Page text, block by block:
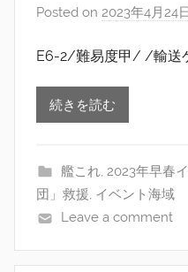
Posted on 2023年4月24
E6-2/難易度甲/ /輸送
続きを読む
艦これ, 2023年早春
団」救援, イベント海域
Leave a comment